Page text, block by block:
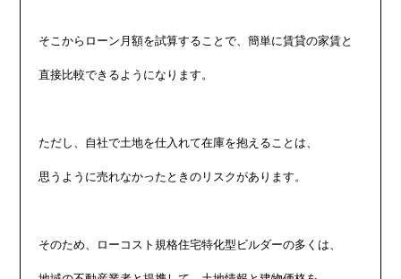
そこからローン月額を試算することで、簡単に賃貸の家賃と
直接比較できるようになります。
ただし、自社で土地を仕入れて在庫を抱えることは、
思うように売れなかったときのリスクがあります。
そのため、ローコスト規格住宅特化型ビルダーの多くは、